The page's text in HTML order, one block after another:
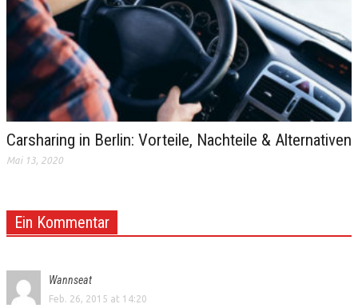
Carsharing in Berlin: Vorteile, Nachteile & Alternativen
Mai 13, 2020
Ein Kommentar
Wannseat
Feb. 26, 2015 at 14:20